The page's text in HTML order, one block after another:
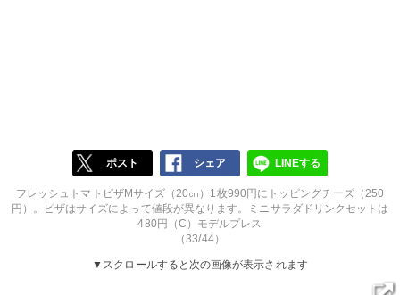
ポスト シェア LINEする
フレッシュトマトピザMサイズ（20㎝）1枚990円にトッピングチーズ（250
円）。ピザはサイズによって値段が異なります。ミニサラダドリンクセットは
480円（C）モデルプレス
（33/44）
▼スクロールすると次の画像が表示されます